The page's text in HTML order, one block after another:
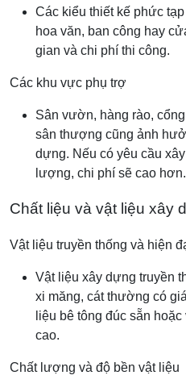
Các kiểu thiết kế phức
hoa văn, ban công hay
gian và chi phí thi công.
Các khu vực phụ trợ
Sân vườn, hàng rào,
sân thượng cũng ảnh
dựng. Nếu có yêu cầu
lượng, chi phí sẽ cao hơn.
Chất liệu và vật liệu xây
Vật liệu truyền thống và hiện
Vật liệu xây dựng truyền
xi măng, cát thường có
liệu bê tông đúc sẵn
cao.
Chất lượng và độ bền vật liệu